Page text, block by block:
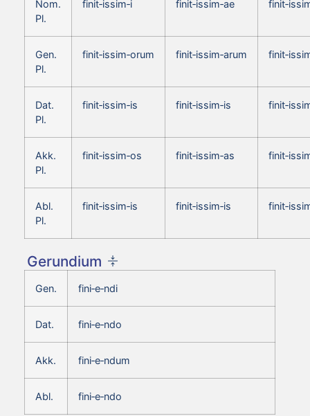
Nom.
Pl.
finit‑issim‑i finit‑issim‑ae
Gen.
Pl.
finit‑issim‑orum finit‑issim‑arum
Dat.
Pl.
finit‑issim‑is finit‑issim‑is
Akk.
Pl.
finit‑issim‑os finit‑issim‑as
Abl.
Pl.
finit‑issim‑is finit‑issim‑is
Gerundium
Gen. fini‑e‑ndi
Dat. fini‑e‑ndo
Akk. fini‑e‑ndum
Abl. fini‑e‑ndo